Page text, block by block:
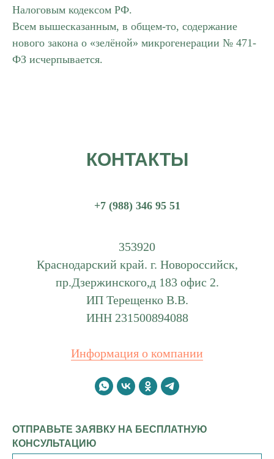
Налоговым кодексом РФ.
Всем вышесказанным, в общем-то, содержание
нового закона о «зелёной» микрогенерации № 471-
ФЗ исчерпывается.
КОНТАКТЫ
+7 (988) 346 95 51
353920
Краснодарский край. г. Новороссийск,
пр.Дзержинского,д 183 офис 2.
ИП Терещенко В.В.
ИНН 231500894088
Информация о компании
ОТПРАВЬТЕ ЗАЯВКУ НА БЕСПЛАТНУЮ
КОНСУЛЬТАЦИЮ